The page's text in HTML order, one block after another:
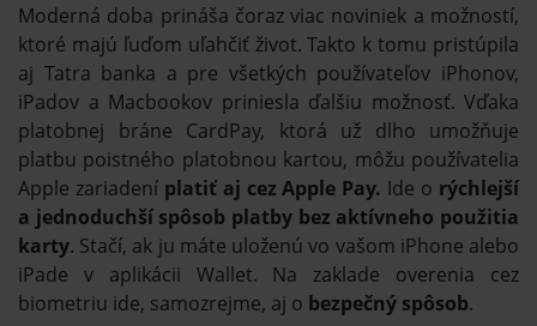
Moderná doba prináša čoraz viac noviniek a možností,
ktoré majú ľuďom uľahčiť život. Takto k tomu pristúpila
aj Tatra banka a pre všetkých používateľov iPhonov,
iPadov a Macbookov priniesla ďalšiu možnosť. Vďaka
platobnej bráne CardPay, ktorá už dlho umožňuje
platbu poistného platobnou kartou, môžu používatelia
Apple zariadení platiť aj cez Apple Pay. Ide o rýchlejší
a jednoduchší spôsob platby bez aktívneho použitia
karty. Stačí, ak ju máte uloženú vo vašom iPhone alebo
iPade v aplikácii Wallet. Na zaklade overenia cez
biometriu ide, samozrejme, aj o bezpečný spôsob.